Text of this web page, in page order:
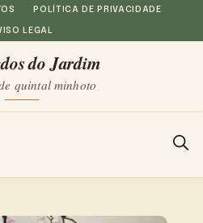
POLÍTICA DE PRIVACIDADE
LEGAL
do Jardim
quintal minhoto